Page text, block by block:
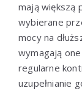
mają większą
wybierane
mocy na
wymagają
regularne
uzupełnianie